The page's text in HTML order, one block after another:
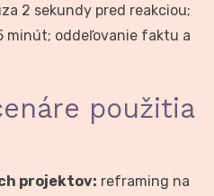
2 sekundy pred reakciou;
minút; oddeľovanie faktu a
použitia
projektov: reframing na